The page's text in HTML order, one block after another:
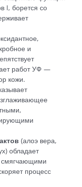
I, борется со
и
работ УФ —
кожи.
(алоэ вера,
обладает
процесс